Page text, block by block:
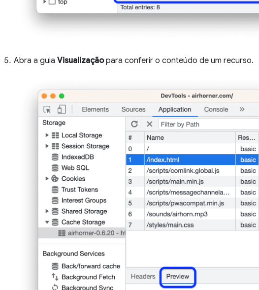
Abra a guia Visualizaçãopara conferir o conteúdo de um recurso.